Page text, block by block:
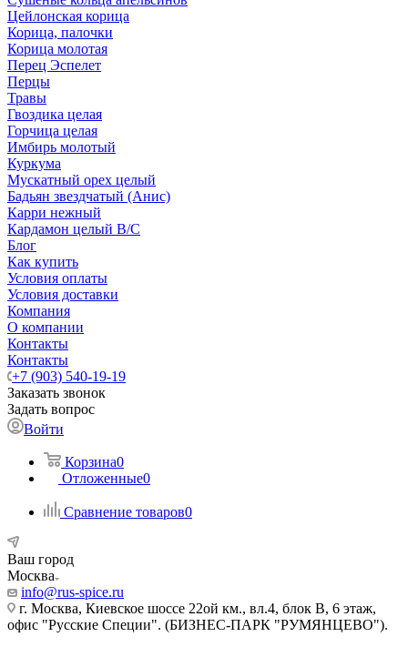
Цейлонская корица
Корица, палочки
Корица молотая
Перец Эспелет
Перцы
Травы
Гвоздика целая
Горчица целая
Имбирь молотый
Куркума
Мускатный орех целый
Бадьян звездчатый (Анис)
Карри нежный
Кардамон целый В/С
Блог
Как купить
Условия оплаты
Условия доставки
Компания
О компании
Контакты
Контакты
+7 (903) 540-19-19
Заказать звонок
Задать вопрос
Войти
Корзина0
Отложенные0
Сравнение товаров0
Ваш город
Москва
info@rus-spice.ru
г. Москва, Киевское шоссе 22ой км., вл.4, блок В, 6 этаж,
офис "Русские Специи". (БИЗНЕС-ПАРК "РУМЯНЦЕВО").